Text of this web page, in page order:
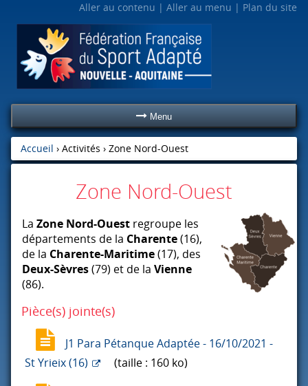
Aller au contenu Aller au menu Plan du site
Menu
Accueil › Activités ›Zone Nord-Ouest
Zone Nord-Ouest
La Zone Nord-Ouest regroupe les
départements de la Charente(16),
de la Charente-Maritime(17), des
Deux-Sèvres(79) et de la Vienne
(86).
Pièce(s) jointe(s)
J1 Para Pétanque Adaptée - 16/10/2021 -
St Yrieix (16)
(taille : 160 ko)